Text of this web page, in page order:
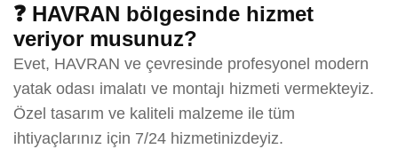
❓ HAVRAN bölgesinde hizmet
veriyor musunuz?
Evet, HAVRAN ve çevresinde profesyonel modern
yatak odası imalatı ve montajı hizmeti vermekteyiz.
Özel tasarım ve kaliteli malzeme ile tüm
ihtiyaçlarınız için 7/24 hizmetinizdeyiz.